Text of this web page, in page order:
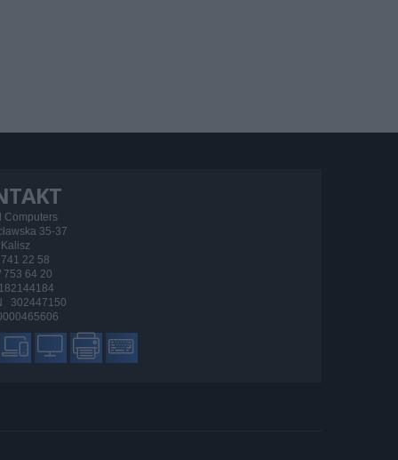
Computers
35-37
22 58
753 64 20
302447150